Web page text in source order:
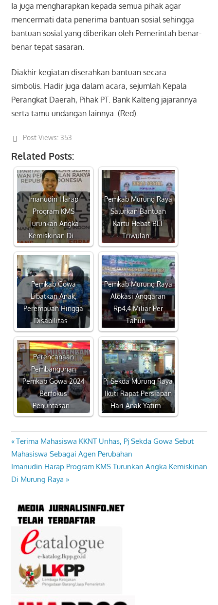
Ia juga mengharapkan kepada semua pihak agar
mencermati data penerima bantuan sosial sehingga
bantuan sosial yang diberikan oleh Pemerintah benar-
benar tepat sasaran.
Diakhir kegiatan diserahkan bantuan secara
simbolis. Hadir juga dalam acara, sejumlah Kepala
Perangkat Daerah, Pihak PT. Bank Kalteng jajarannya
serta tamu undangan lainnya. (Red).
Post Views: 353
Related Posts:
Imanudin Harap
Program KMS
Turunkan Angka
Kemiskinan Di…
Pemkab Murung Raya
Salurkan Bantuan
Kartu Hebat BLT
Triwulan…
Pemkab Gowa
Libatkan Anak,
Perempuan Hingga
Disabilitas…
Pemkab Murung Raya
Alokasi Anggaran
Rp4,4 Miliar Per
Tahun…
Perencanaan
Pembangunan
Pemkab Gowa 2024
Berfokus
Penuntasan…
Pj Sekda Murung Raya
Ikuti Rapat Persiapan
Hari Anak Yatim…
Navigasi
pos
Previous
Post:
Terima Mahasiswa KKNT Unhas, Pj Sekda Gowa Sebut
Mahasiswa Sebagai Agen Perubahan
Next
Post:
Imanudin Harap Program KMS Turunkan Angka Kemiskinan
Di Murung Raya